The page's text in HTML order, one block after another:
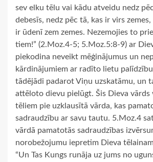
sev elku tēlu vai kādu atveidu nedz
debesīs, nedz pēc tā, kas ir virs
ir ūdenī zem zemes. Nezemojies to
tiem!” (2.Moz.4-5; 5.Moz.5:8-9) ar
piekodina neveikt mēģinājumus un
kārdinājumiem ar radīto lietu
tādējādi padarot Viņu uzskatāmu, un
attēloto dievu pielūgt. Šis Dieva vārds
tēliem pie uzklausītā vārda, kas
sadraudzību ar savu tautu. 5.Moz.4
vārdā pamatotās sadraudzības
norobežojumu iepretim Dieva
“Un Tas Kungs runāja uz jums no